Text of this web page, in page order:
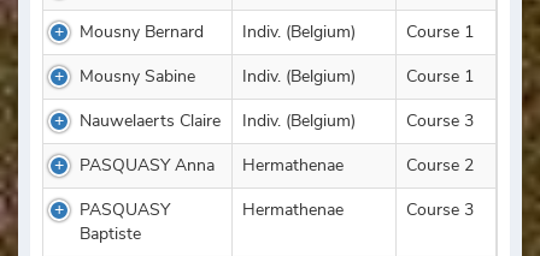
Mousny Bernard
Indiv. (Belgium)
Course 1
Mousny Sabine
Indiv. (Belgium)
Course 1
Nauwelaerts Claire
Indiv. (Belgium)
Course 3
PASQUASY Anna
Hermathenae
Course 2
PASQUASY
Baptiste
Hermathenae Course 3